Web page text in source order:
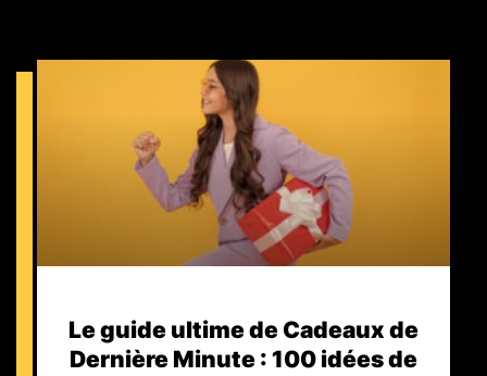
Le guide ultime de Cadeaux de
Dernière Minute : 100 idées de